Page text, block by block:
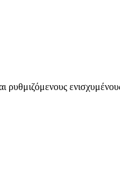
ρυθμιζόμενους